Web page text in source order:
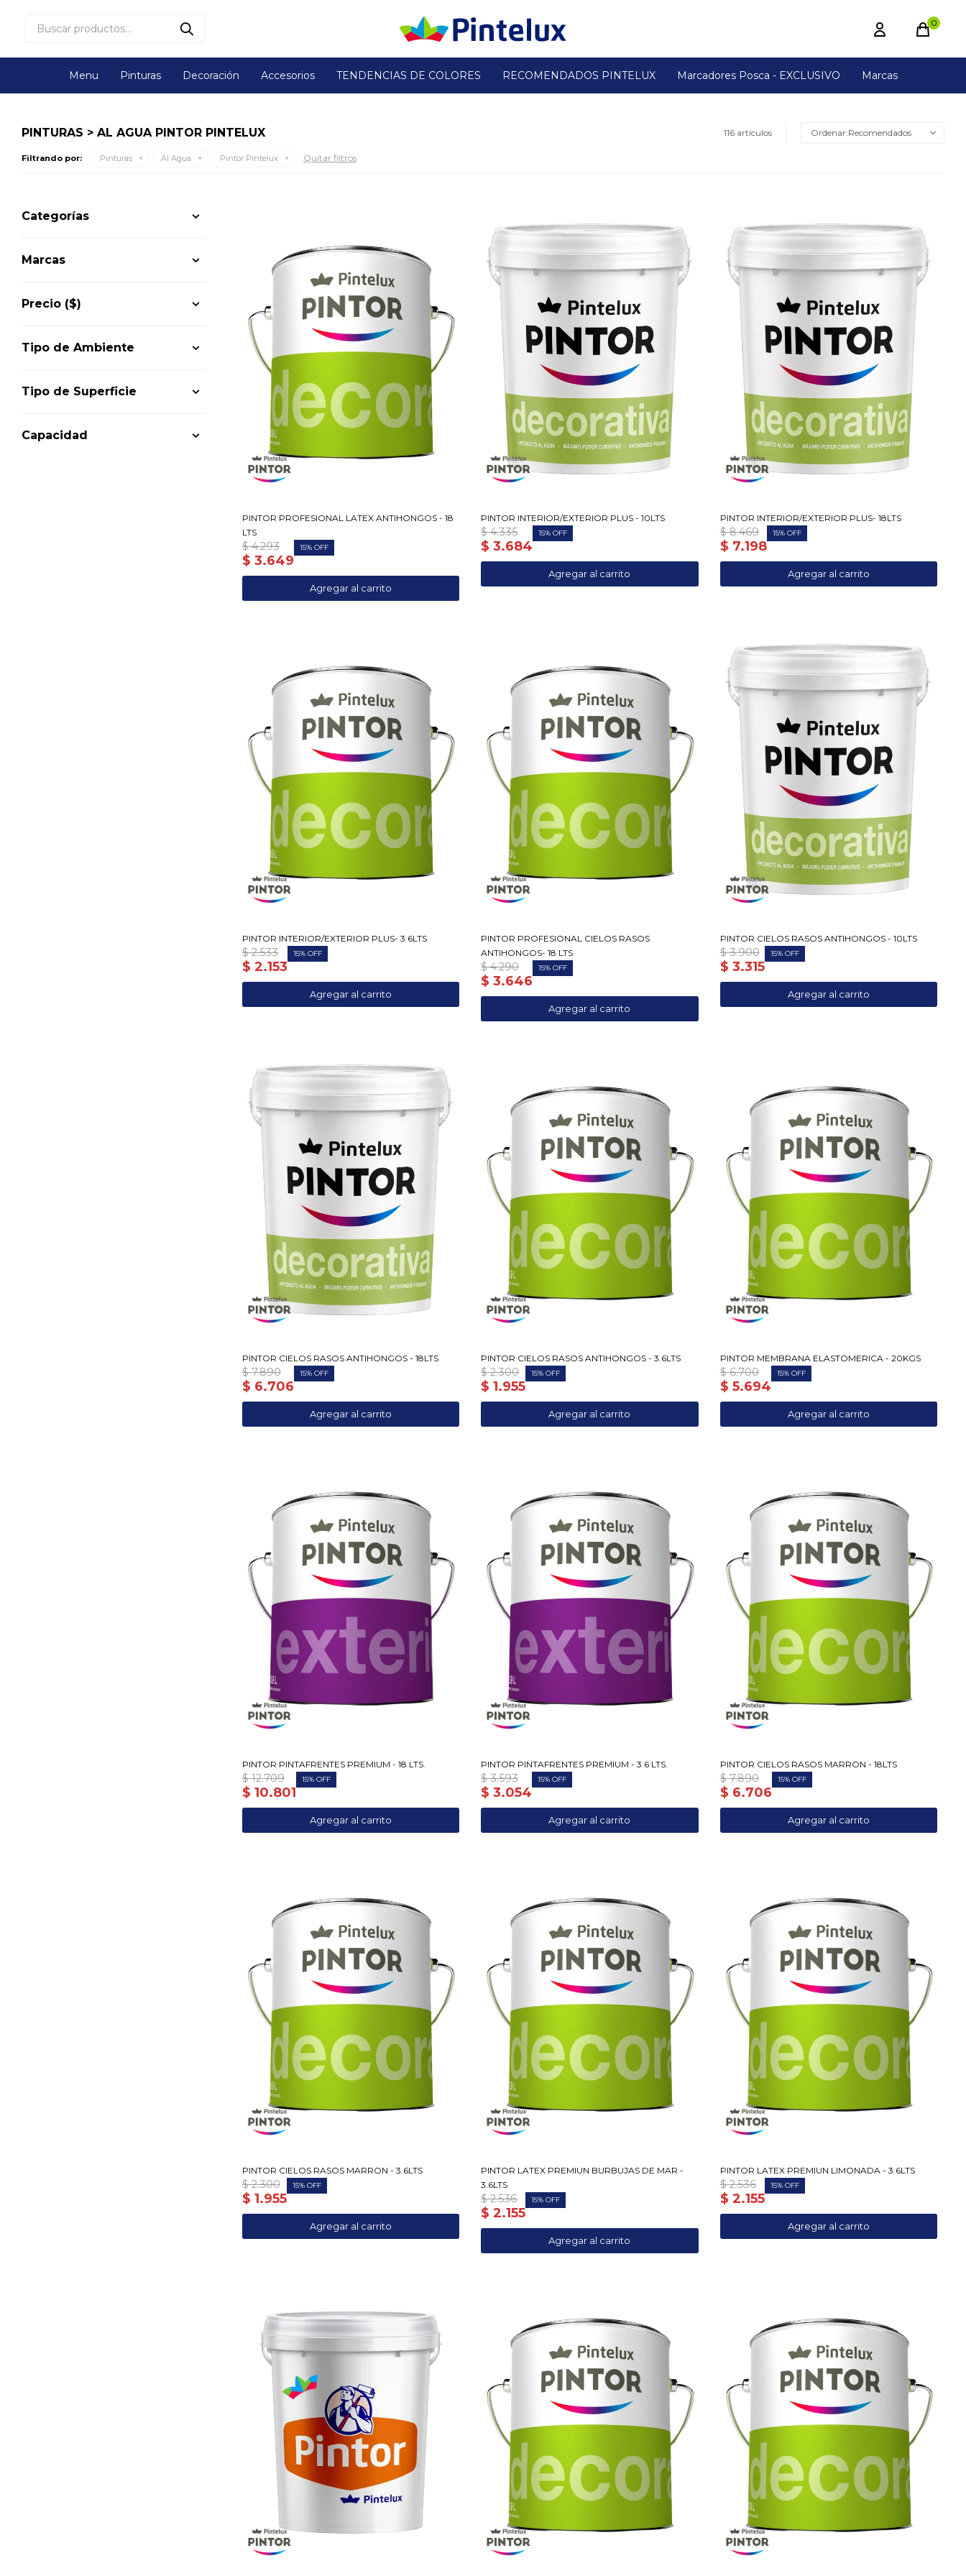
Menu Pinturas Decoración Accesorios TENDENCIAS DE COLORES RECOMENDADOS PINTELUX Marcadores Posca - EXCLUSIVO Marcas
0
PINTURAS > AL AGUA PINTOR PINTELUX 116 artículos Recomendados
Filtrando por: Pinturas Al Agua Pintor Pintelux Quitar filtros
PINTOR PROFESIONAL LATEX ANTIHONGOS - 18
LTS
$ 3.649
$ 4.293 15
PINTOR INTERIOR/EXTERIOR PLUS - 10LTS
$ 3.684
$ 4.335 15
PINTOR INTERIOR/EXTERIOR PLUS- 18LTS
$ 7.198
$ 8.469 15
PINTOR INTERIOR/EXTERIOR PLUS- 3.6LTS
$ 2.153
$ 2.533 15
PINTOR PROFESIONAL CIELOS RASOS
ANTIHONGOS- 18 LTS
$ 3.646
$ 4.290 15
PINTOR CIELOS RASOS ANTIHONGOS - 10LTS
$ 3.315
$ 3.900 15
PINTOR CIELOS RASOS ANTIHONGOS - 18LTS
$ 6.706
$ 7.890 15
PINTOR CIELOS RASOS ANTIHONGOS - 3.6LTS
$ 1.955
$ 2.300 15
PINTOR MEMBRANA ELASTOMERICA - 20KGS
$ 5.694
$ 6.700 15
PINTOR PINTAFRENTES PREMIUM - 18 LTS.
$ 10.801
$ 12.709 15
PINTOR PINTAFRENTES PREMIUM - 3.6 LTS.
$ 3.054
$ 3.593 15
PINTOR CIELOS RASOS MARRON - 18LTS
$ 6.706
$ 7.890 15
PINTOR CIELOS RASOS MARRON - 3.6LTS
$ 1.955
$ 2.300 15
PINTOR LATEX PREMIUN BURBUJAS DE MAR -
3.6LTS
$ 2.155
$ 2.536 15
PINTOR LATEX PREMIUN LIMONADA - 3.6LTS
$ 2.155
$ 2.536 15
Categorías
Marcas
Precio ($)
Tipo de Ambiente
Tipo de Superficie
Capacidad